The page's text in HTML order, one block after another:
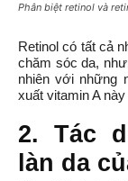
Phân biệt retinol và
Retinol có tất cả
chăm sóc da,
nhiên với những
xuất vitamin A
2. Tác
làn da